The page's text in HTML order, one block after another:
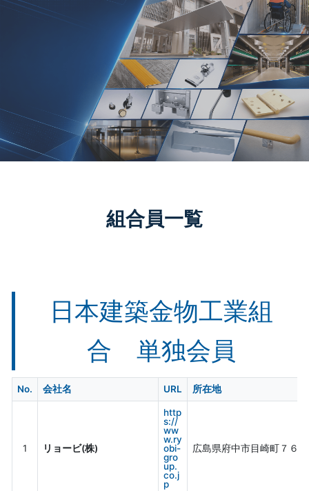
組合員一覧
日本建築金物工業組
合 単独会員
No. 会社名 URL 所在地
1 リョービ(株)
http
s://
ww
w.ry
obi-
gro
up.
co.j
p
広島県府中市目崎町７６２